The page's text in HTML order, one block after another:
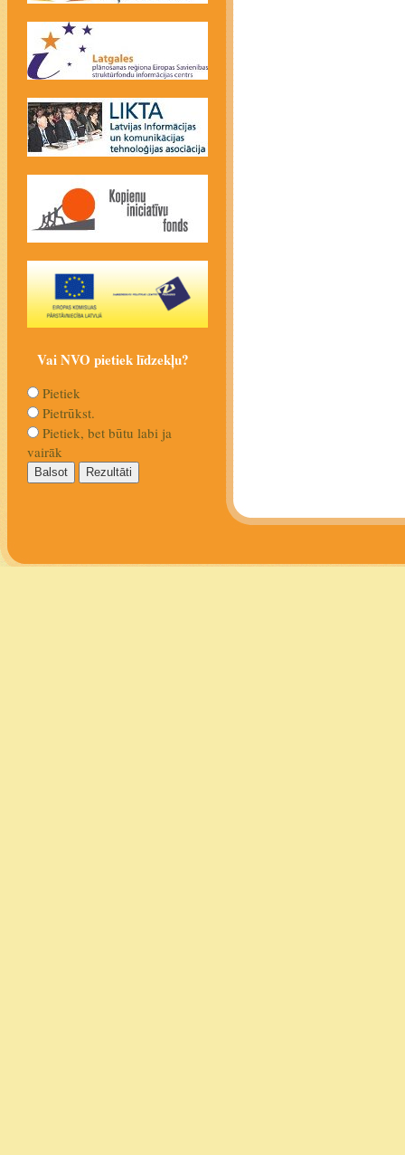
Vai NVO pietiek līdzekļu?
Pietiek
Pietrūkst.
Pietiek, bet būtu labi ja
vairāk